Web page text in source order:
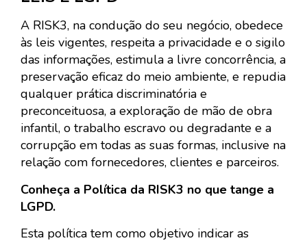
A RISK3, na condução do seu negócio, obedece
às leis vigentes, respeita a privacidade e o sigilo
das informações, estimula a livre concorrência, a
preservação eficaz do meio ambiente, e repudia
qualquer prática discriminatória e
preconceituosa, a exploração de mão de obra
infantil, o trabalho escravo ou degradante e a
corrupção em todas as suas formas, inclusive na
relação com fornecedores, clientes e parceiros.
Conheça a Política da RISK3 no que tange a
LGPD.
Esta política tem como objetivo indicar as